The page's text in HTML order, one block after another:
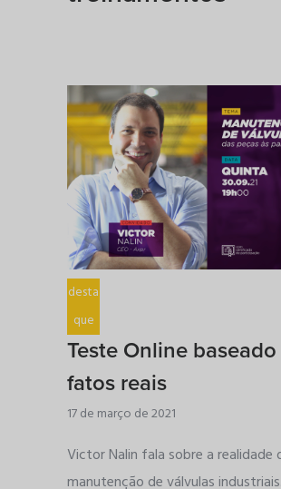
desta
que
Teste Online baseado
fatos reais
17 de março de 2021
Victor Nalin fala sobre a realidade
manutenção de válvulas industriais.